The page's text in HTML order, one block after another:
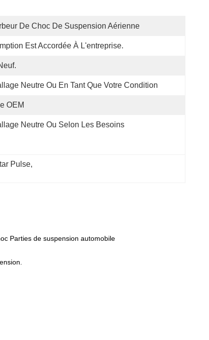
De Choc De Suspension Aérienne
Est Accordée À L'entreprise.
Neutre Ou En Tant Que Votre Condition
OEM
Neutre Ou Selon Les Besoins
Pulse,
Parties de suspension automobile